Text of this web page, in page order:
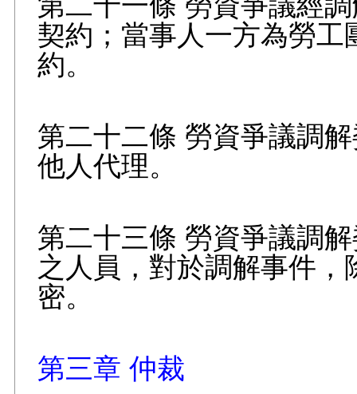
契約；當事人一方為勞
約。
第二十二條 勞資爭議調
他人代理。
第二十三條 勞資爭議調
之人員，對於調解事件
密。
第三章 仲裁